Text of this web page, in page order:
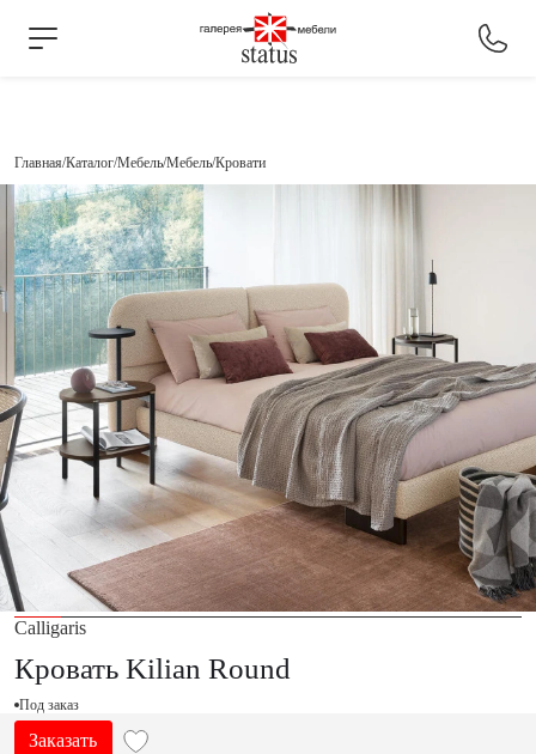
Главная Каталог Мебель Мебель Кровати
Calligaris
Кровать Kilian Round
Под заказ
Заказать